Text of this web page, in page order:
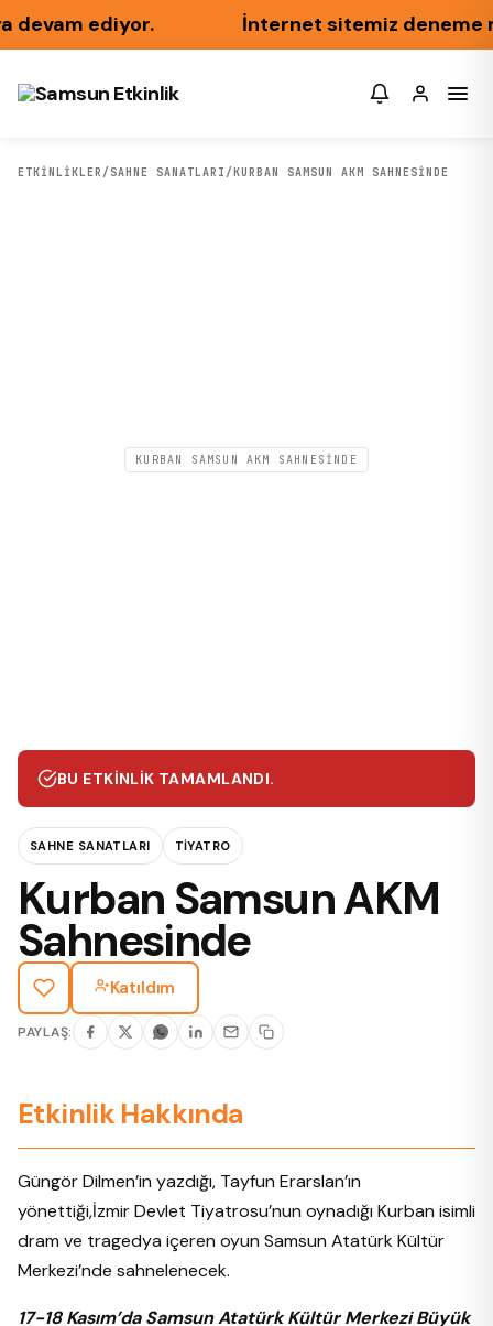
ediyor. İnternet sitemiz deneme
ETKİNLİKLER /SAHNE SANATLARI /KURBAN SAMSUN AKM SAHNESINDE
KURBAN SAMSUN AKM SAHNESINDE
BU ETKINLIK TAMAMLANDI.
SAHNE SANATLARI TIYATRO
Kurban Samsun AKM
Sahnesinde
Katıldım
PAYLAŞ:
Etkinlik Hakkında
Güngör Dilmen’in yazdığı, Tayfun Erarslan’ın
yönettiği,İzmir Devlet Tiyatrosu’nun oynadığı Kurban isimli
dram ve tragedya içeren oyun Samsun Atatürk Kültür
Merkezi’nde sahnelenecek.
17-18 Kasım’da Samsun Atatürk Kültür Merkezi Büyük